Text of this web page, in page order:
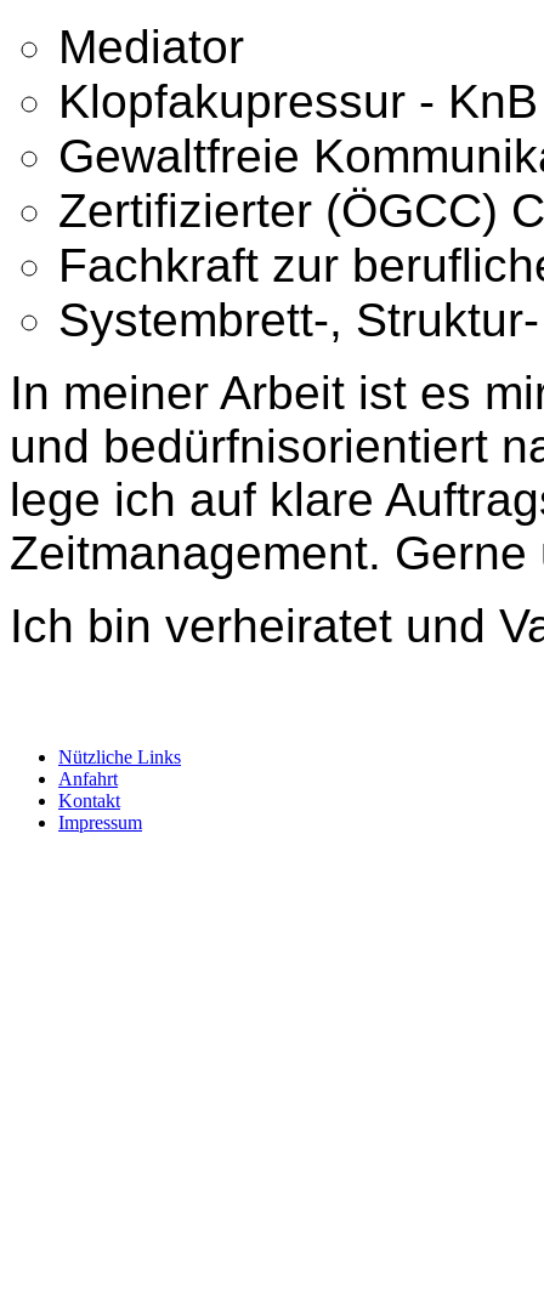
Mediator
Klopfakupressur -
Gewaltfreie
Zertifizierter (ÖGCC)
Fachkraft zur
Systembrett-,
In meiner Arbeit ist es
und bedürfnisorientiert
lege ich auf klare
Zeitmanagement.
Ich bin verheiratet und
Nützliche Links
Anfahrt
Kontakt
Impressum